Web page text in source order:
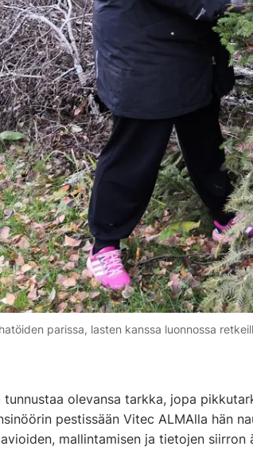
parissa, lasten kanssa luonnossa
tunnustaa olevansa tarkka, jopa
pestissään Vitec ALMAlla hän
mallintamisen ja tietojen siirron